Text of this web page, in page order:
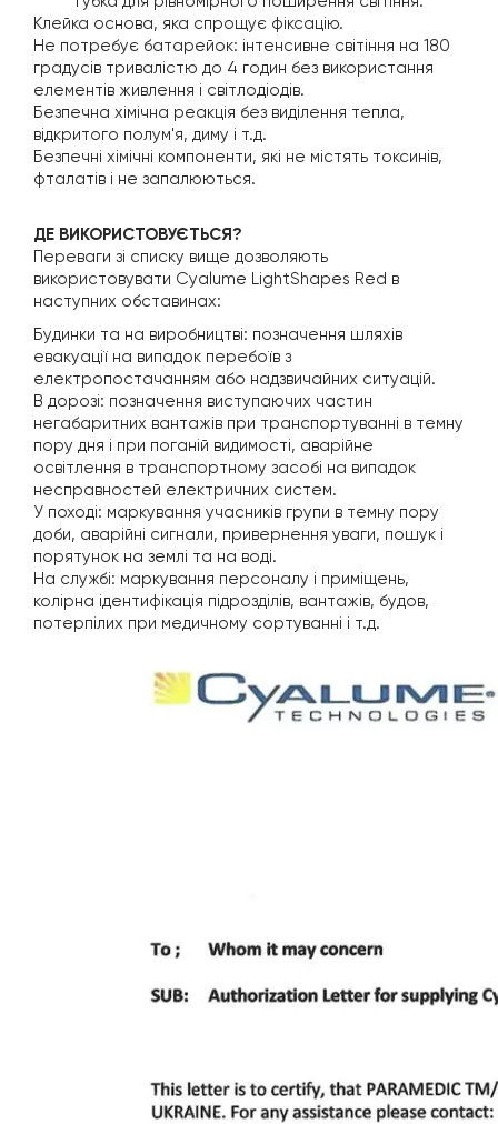
Клейка основа, яка спрощує фіксацію.
Не потребує батарейок: інтенсивне світіння на 180
градусів тривалістю до 4 годин без використання
елементів живлення і світлодіодів.
Безпечна хімічна реакція без виділення тепла,
відкритого полум'я, диму і т.д.
Безпечні хімічні компоненти, які не містять токсинів,
фталатів і не запалюються.
ДЕ ВИКОРИСТОВУЄТЬСЯ?
Переваги зі списку вище дозволяють
використовувати Cyalume LightShapes Red в
наступних обставинах:
Будинки та на виробництві: позначення шляхів
евакуації на випадок перебоїв з
електропостачанням або надзвичайних ситуацій.
В дорозі: позначення виступаючих частин
негабаритних вантажів при транспортуванні в темну
пору дня і при поганій видимості, аварійне
освітлення в транспортному засобі на випадок
несправностей електричних систем.
У поході: маркування учасників групи в темну пору
доби, аварійні сигнали, привернення уваги, пошук і
порятунок на землі та на воді.
На службі: маркування персоналу і приміщень,
колірна ідентифікація підрозділів, вантажів, будов,
потерпілих при медичному сортуванні і т.д.